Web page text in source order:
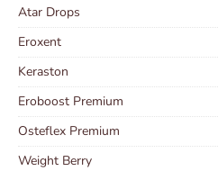
Atar Drops
Eroxent
Keraston
Eroboost Premium
Osteflex Premium
Weight Berry